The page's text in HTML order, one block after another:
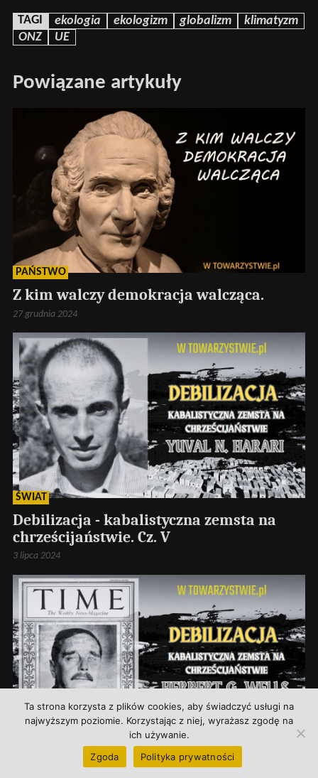
TAGI ekologia ekologizm globalizm
klimatyzm
ONZ
UE
Powiązane artykuły
PAŃSTWO
Z kim walczy demokracja walcząca.
27 grudnia 2024
ŚWIAT
Debilizacja - kabalistyczna zemsta na
chrześcijaństwie. Cz. V
3 lipca 2024
Debilizacja – kabalistyczna zemsta na
Ta strona korzysta z plików cookies, aby świadczyć usługi na
najwyższym poziomie. Korzystając z niej, wyrażasz zgodę na
ich używanie.
Zgoda
Polityka prywatności